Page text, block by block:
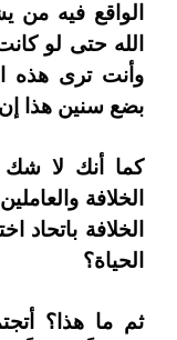
الواقع فيه
الله حتى لو
وأنت ترى هذه
بضع سنين هذا
كما أنك لا شك
الخلافة
الخلافة باتحاد
الحياة؟
ثم ما هذا؟